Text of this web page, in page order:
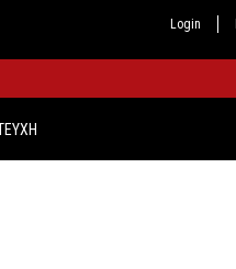
Login